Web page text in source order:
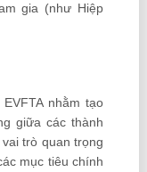
gia (như Hiệp
nhằm tạo
giữa các thành
trò quan trọng
mục tiêu chính